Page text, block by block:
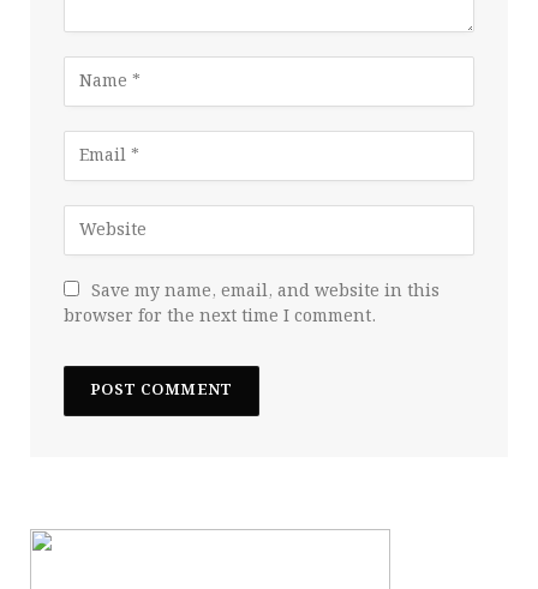
Save my name, email, and website in this
browser for the next time I comment.